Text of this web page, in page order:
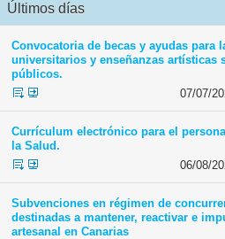
Últimos días
Convocatoria de becas y ayudas para
universitarios y enseñanzas artísticas
públicos.
07/07/
Currículum electrónico para el
la Salud.
06/08/
Subvenciones en régimen de
destinadas a mantener, reactivar e
artesanal en Canarias